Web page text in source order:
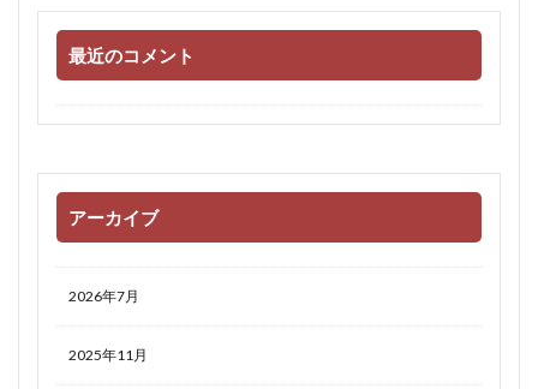
最近のコメント
アーカイブ
2026年7月
2025年11月